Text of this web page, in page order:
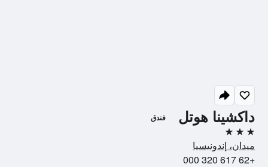
داكشينا هوتل فندق
3 نجوم
ميدان، إندونيسيا
+62 617 320 000